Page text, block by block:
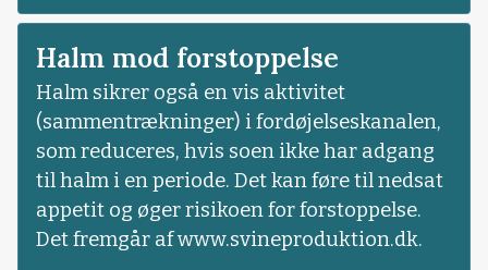
Halm mod forstoppelse
Halm sikrer også en vis aktivitet
(sammentrækninger) i fordøjelseskanalen,
som reduceres, hvis soen ikke har adgang
til halm i en periode. Det kan føre til nedsat
appetit og øger risikoen for forstoppelse.
Det fremgår af www.svineproduktion.dk.